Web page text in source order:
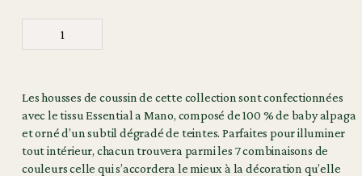
Les housses de coussin de cette collection sont confectionnées
avec le tissu Essential a Mano, composé de 100 % de baby alpaga
et orné d’un subtil dégradé de teintes. Parfaites pour illuminer
tout intérieur, chacun trouvera parmi les 7 combinaisons de
couleurs celle qui s’accordera le mieux à la décoration qu’elle